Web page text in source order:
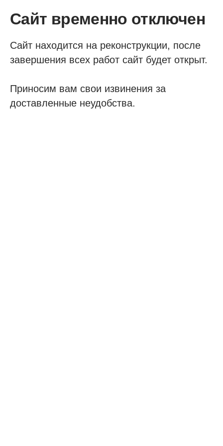
Сайт временно отключен
Сайт находится на реконструкции, после
завершения всех работ сайт будет открыт.
Приносим вам свои извинения за
доставленные неудобства.